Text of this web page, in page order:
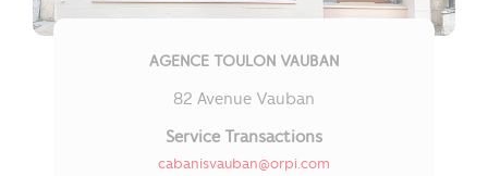
AGENCE TOULON VAUBAN
82 Avenue Vauban
Service Transactions
cabanisvauban@orpi.com